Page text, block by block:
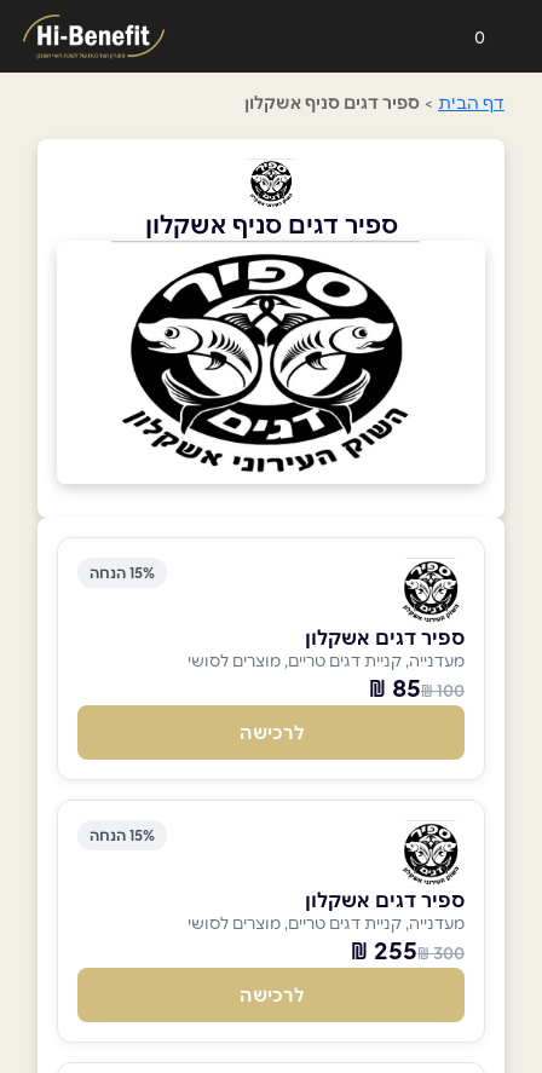
0
דף הבית > ספיר דגים סניף אשקלון
ספיר דגים סניף אשקלון
15% הנחה
ספיר דגים אשקלון
מעדנייה, קניית דגים טריים, מוצרים לסושי
100 ₪
85 ₪
לרכישה
15% הנחה
ספיר דגים אשקלון
מעדנייה, קניית דגים טריים, מוצרים לסושי
300 ₪
255 ₪
לרכישה